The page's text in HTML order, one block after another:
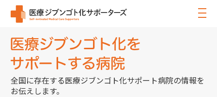
全国に存在する医療ジブンゴト化サポート病院の情報を
お伝えします。